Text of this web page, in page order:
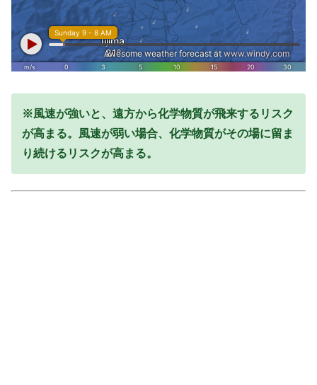
※風速が強いと、遠方から化学物質が飛来するリスク
が高まる。風速が弱い場合、化学物質がその場に留ま
り続けるリスクが高まる。